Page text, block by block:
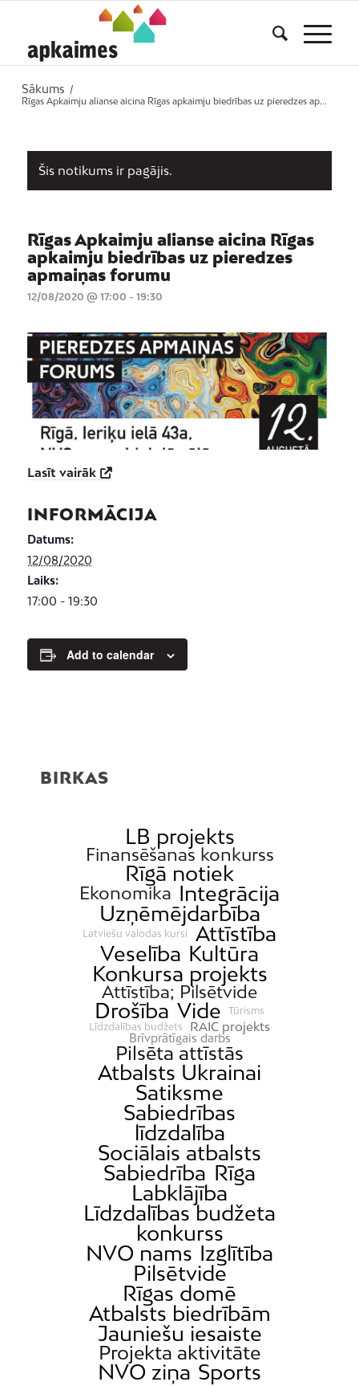
Sākums
/
Rīgas Apkaimju alianse aicina Rīgas apkaimju biedrības uz pieredzes ap...
Šis notikums ir pagājis.
Rīgas Apkaimju alianse aicina Rīgas
apkaimju biedrības uz pieredzes
apmaiņas forumu
12/08/2020 @ 17:00 - 19:30
Lasīt vairāk
INFORMĀCIJA
Datums:
12/08/2020
Laiks:
17:00 - 19:30
Add to calendar
BIRKAS
LB projekts
Finansēšanas konkurss
Rīgā notiek
Ekonomika Integrācija
Uzņēmējdarbība
Latviešu valodas kursi
Attīstība
Veselība Kultūra
Konkursa projekts
Attīstība; Pilsētvide
Drošība Vide
Tūrisms
Līdzdalības budžets
RAIC projekts
Brīvprātīgais darbs
Pilsēta attīstās
Atbalsts Ukrainai
Satiksme
Sabiedrības
līdzdalība
Sociālais atbalsts
Sabiedrība Rīga
Labklājība
Līdzdalības budžeta
konkurss
NVO nams Izglītība
Pilsētvide
Rīgas domē
Atbalsts biedrībām
Jauniešu iesaiste
Projekta aktivitāte
NVO ziņa Sports